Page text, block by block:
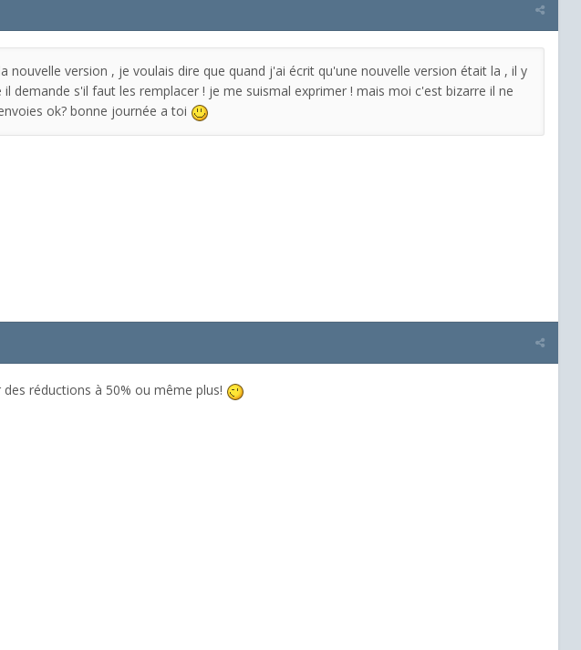
version , je voulais dire que quand j'ai écrit qu'une nouvelle version était la , il y
s'il faut les remplacer ! je me suismal exprimer ! mais moi c'est bizarre il ne
ok? bonne journée a toi
réductions à 50% ou même plus!